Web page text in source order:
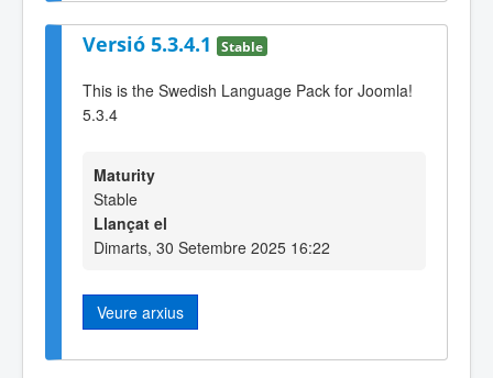
Versió 5.3.4.1 Stable
This is the Swedish Language Pack for Joomla!
5.3.4
Maturity
Stable
Llançat el
Dimarts, 30 Setembre 2025 16:22
Veure arxius